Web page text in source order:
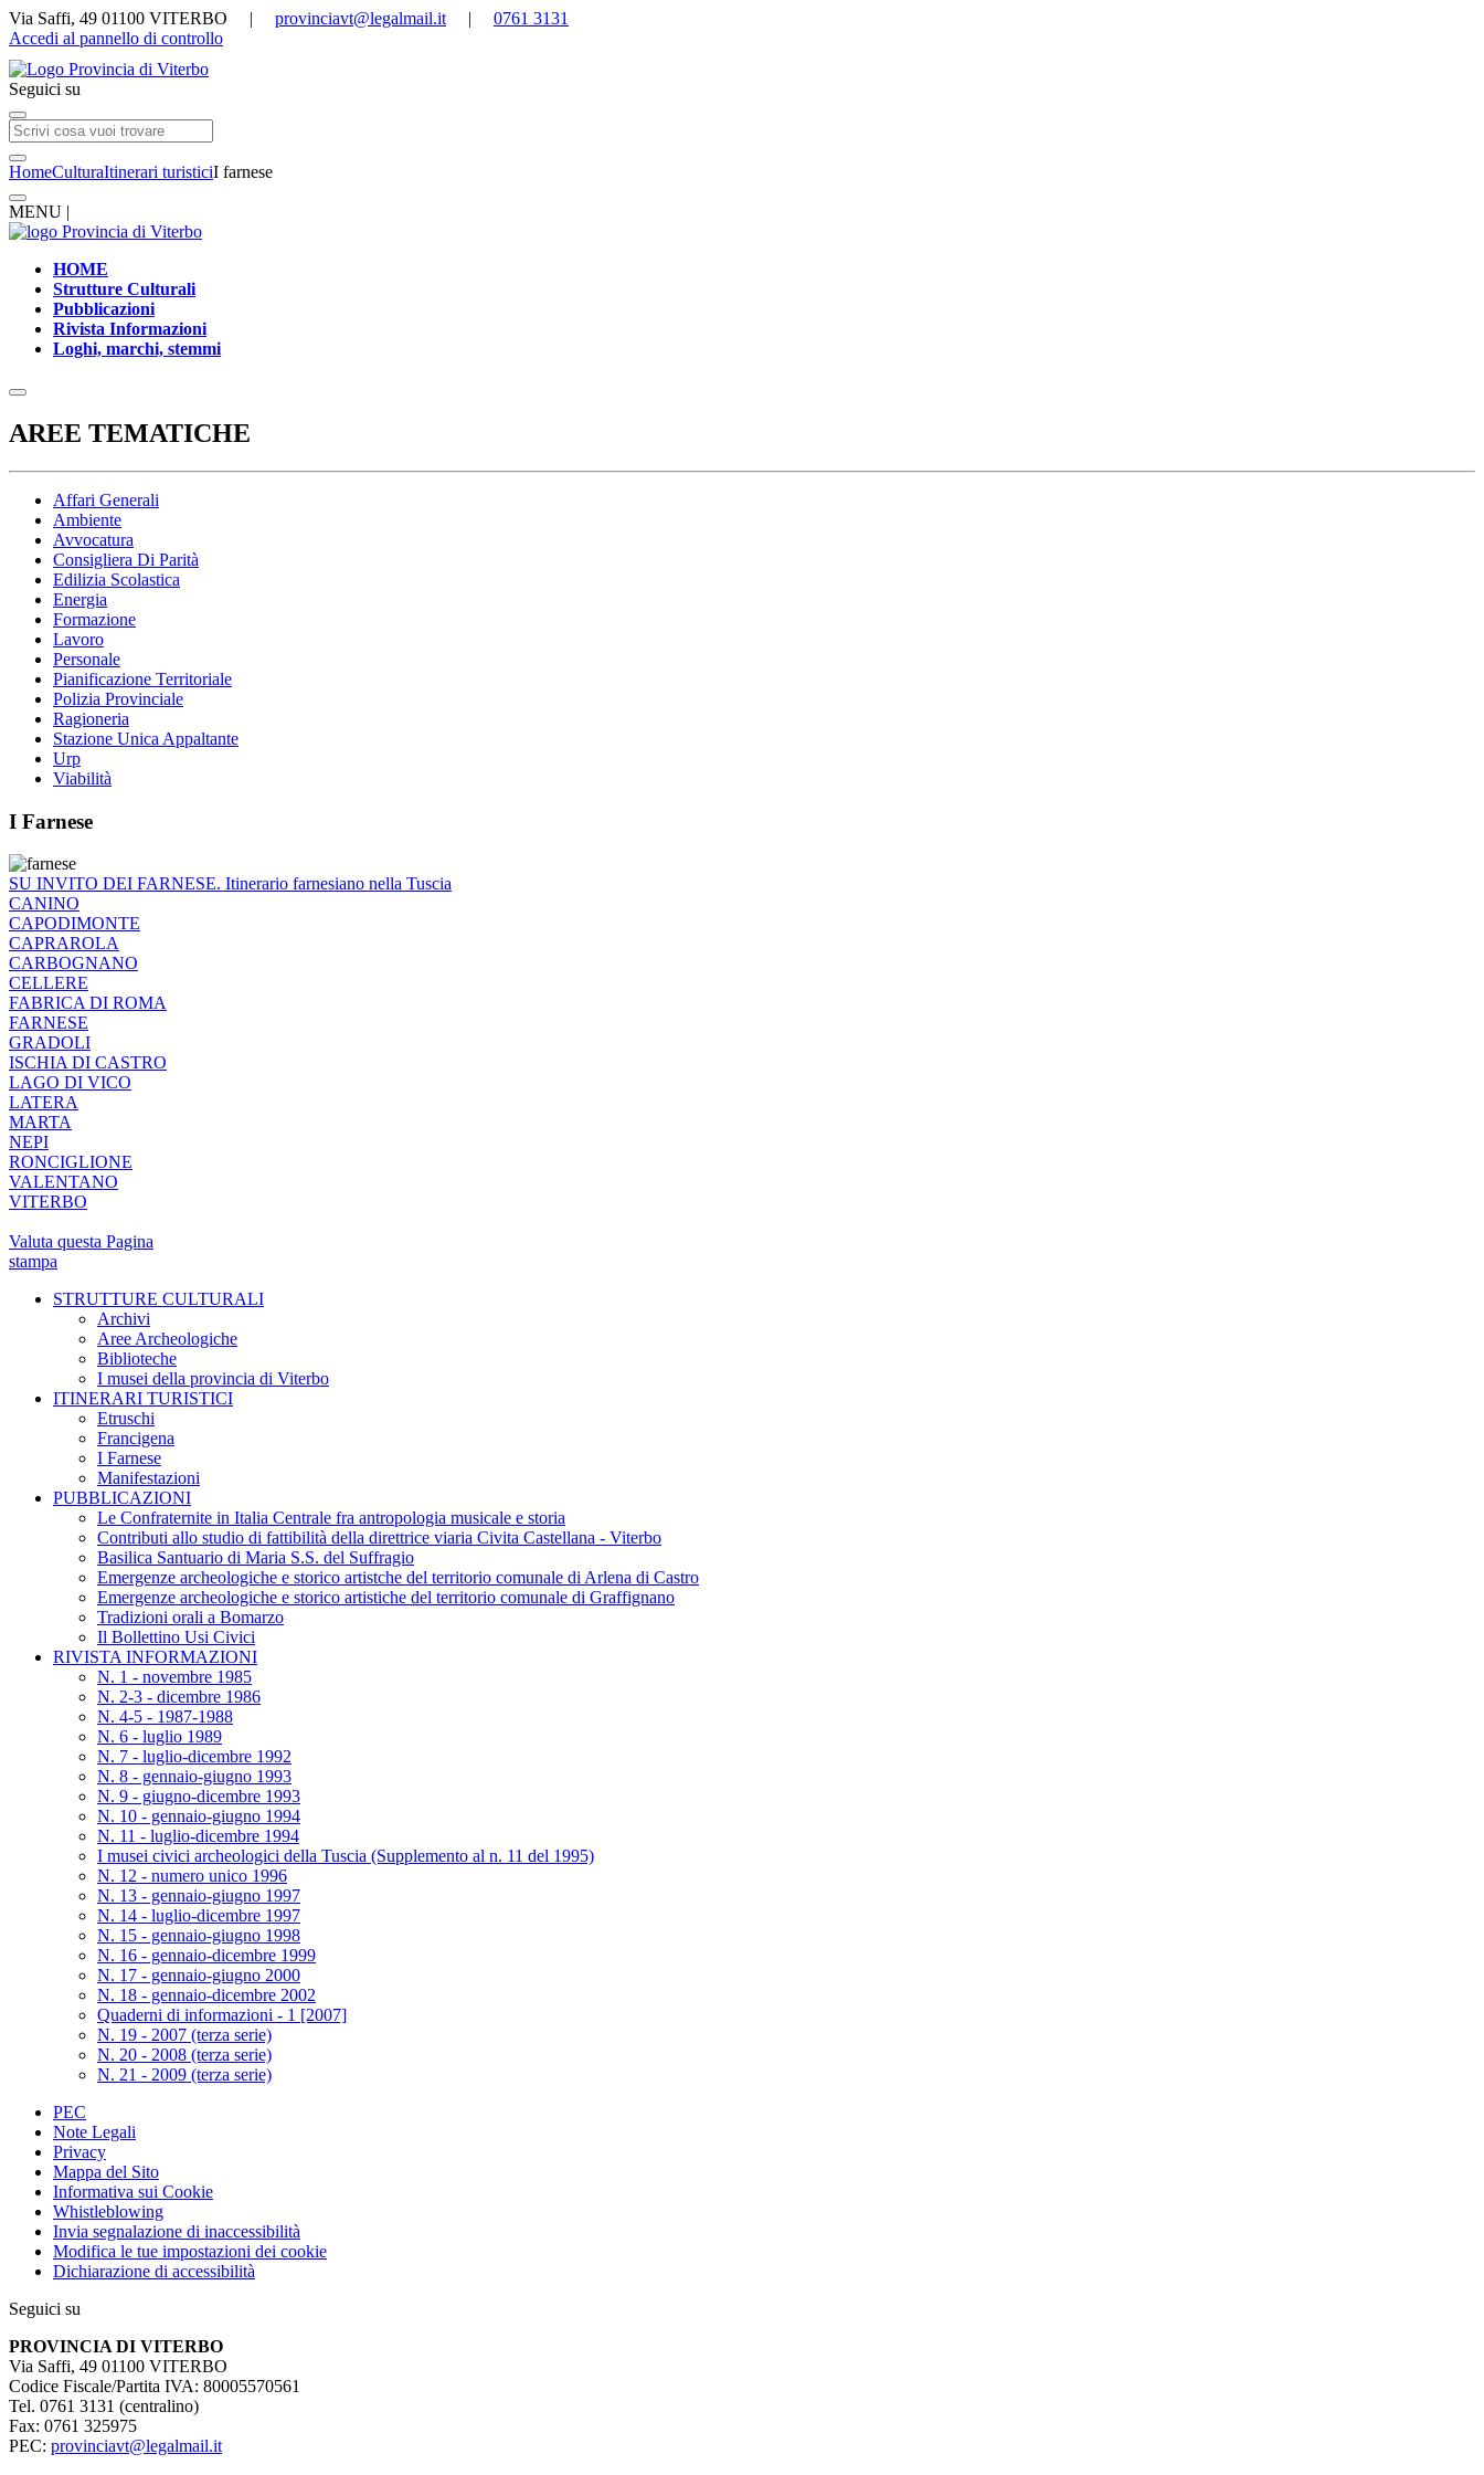
Via Saffi, 49 01100 VITERBO | provinciavt@legalmail.it | 0761 3131
Accedi al pannello di controllo
Seguici su
HomeCulturaItinerari turisticiI farnese
MENU |
HOME
Strutture Culturali
Pubblicazioni
Rivista Informazioni
Loghi, marchi, stemmi
AREE TEMATICHE
Affari Generali
Ambiente
Avvocatura
Consigliera Di Parità
Edilizia Scolastica
Energia
Formazione
Lavoro
Personale
Pianificazione Territoriale
Polizia Provinciale
Ragioneria
Stazione Unica Appaltante
Urp
Viabilità
I Farnese
SU INVITO DEI FARNESE. Itinerario farnesiano nella Tuscia
CANINO
CAPODIMONTE
CAPRAROLA
CARBOGNANO
CELLERE
FABRICA DI ROMA
FARNESE
GRADOLI
ISCHIA DI CASTRO
LAGO DI VICO
LATERA
MARTA
NEPI
RONCIGLIONE
VALENTANO
VITERBO
Valuta questa Pagina
stampa
STRUTTURE CULTURALI
Archivi
Aree Archeologiche
Biblioteche
I musei della provincia di Viterbo
ITINERARI TURISTICI
Etruschi
Francigena
I Farnese
Manifestazioni
PUBBLICAZIONI
Le Confraternite in Italia Centrale fra antropologia musicale e storia
Contributi allo studio di fattibilità della direttrice viaria Civita Castellana - Viterbo
Basilica Santuario di Maria S.S. del Suffragio
Emergenze archeologiche e storico artistche del territorio comunale di Arlena di Castro
Emergenze archeologiche e storico artistiche del territorio comunale di Graffignano
Tradizioni orali a Bomarzo
Il Bollettino Usi Civici
RIVISTA INFORMAZIONI
N. 1 - novembre 1985
N. 2-3 - dicembre 1986
N. 4-5 - 1987-1988
N. 6 - luglio 1989
N. 7 - luglio-dicembre 1992
N. 8 - gennaio-giugno 1993
N. 9 - giugno-dicembre 1993
N. 10 - gennaio-giugno 1994
N. 11 - luglio-dicembre 1994
I musei civici archeologici della Tuscia (Supplemento al n. 11 del 1995)
N. 12 - numero unico 1996
N. 13 - gennaio-giugno 1997
N. 14 - luglio-dicembre 1997
N. 15 - gennaio-giugno 1998
N. 16 - gennaio-dicembre 1999
N. 17 - gennaio-giugno 2000
N. 18 - gennaio-dicembre 2002
Quaderni di informazioni - 1 [2007]
N. 19 - 2007 (terza serie)
N. 20 - 2008 (terza serie)
N. 21 - 2009 (terza serie)
PEC
Note Legali
Privacy
Mappa del Sito
Informativa sui Cookie
Whistleblowing
Invia segnalazione di inaccessibilità
Modifica le tue impostazioni dei cookie
Dichiarazione di accessibilità
Seguici su
PROVINCIA DI VITERBO
Via Saffi, 49 01100 VITERBO
Codice Fiscale/Partita IVA: 80005570561
Tel. 0761 3131 (centralino)
Fax: 0761 325975
PEC: provinciavt@legalmail.it